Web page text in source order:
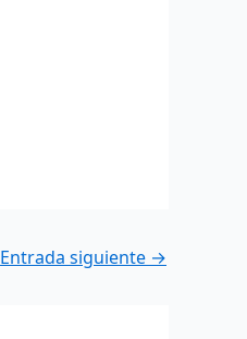
Entrada siguiente →